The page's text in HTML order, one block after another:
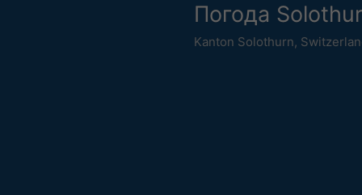
Погода
Kanton Solothurn,